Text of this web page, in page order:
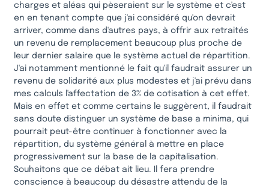
charges et aléas qui pèseraient sur le système et c'est
en en tenant compte que j'ai considéré qu'on devrait
arriver, comme dans d'autres pays, à offrir aux retraités
un revenu de remplacement beaucoup plus proche de
leur dernier salaire que le système actuel de répartition.
J'ai notamment mentionné le fait qu'il faudrait assurer un
revenu de solidarité aux plus modestes et j'ai prévu dans
mes calculs l'affectation de 3% de cotisation à cet effet.
Mais en effet et comme certains le suggèrent, il faudrait
sans doute distinguer un système de base a minima, qui
pourrait peut-être continuer à fonctionner avec la
répartition, du système général à mettre en place
progressivement sur la base de la capitalisation.
Souhaitons que ce débat ait lieu. Il fera prendre
conscience à beaucoup du désastre attendu de la